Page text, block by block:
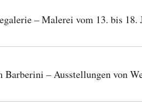
– Malerei vom 13. bis 18.
Barberini – Ausstellungen von